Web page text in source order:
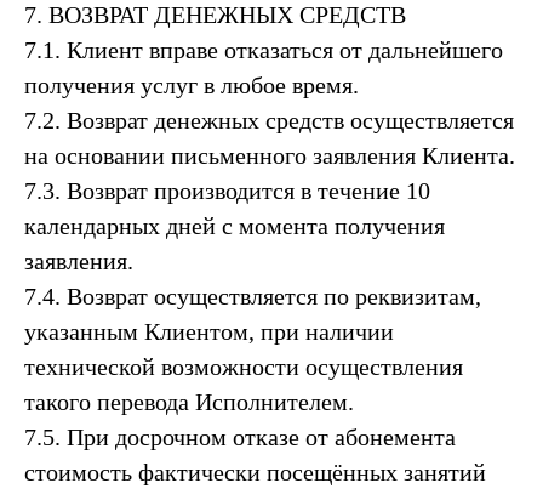
7. ВОЗВРАТ ДЕНЕЖНЫХ СРЕДСТВ
7.1. Клиент вправе отказаться от дальнейшего
получения услуг в любое время.
7.2. Возврат денежных средств осуществляется
на основании письменного заявления Клиента.
7.3. Возврат производится в течение 10
календарных дней с момента получения
заявления.
7.4. Возврат осуществляется по реквизитам,
указанным Клиентом, при наличии
технической возможности осуществления
такого перевода Исполнителем.
7.5. При досрочном отказе от абонемента
стоимость фактически посещённых занятий